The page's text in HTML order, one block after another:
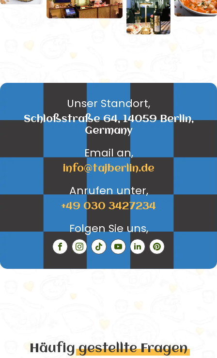
Unser Standort,
Schloßstraße 64, 14059 Berlin,
Germany
Email an,
info@tajberlin.de
Anrufen unter,
+49 030 3427234
Folgen Sie uns,
Häufiggestellte Fragen